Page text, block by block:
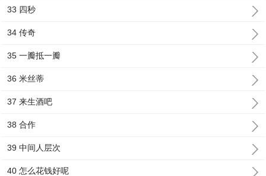
33 四秒
34 传奇
35 一瓣抵一瓣
36 米丝蒂
37 来生酒吧
38 合作
39 中间人层次
40 怎么花钱好呢